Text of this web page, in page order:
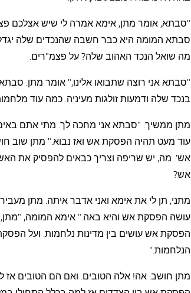
"סבתא, אומר מתן, אימא אמרה לי שיש אצלכם
סבתא המומה היא כבר חשבה שהנכדים שלה
מה שואל הנכד האהוב שלה? על פצמ"רים.
"סבתא אני רוצה שתבואו אלינו," אומר מתן.
בנכד שלה ודמעות זולגות מעיניה. כמה עוד
מתן ממשיך: "סבתא אני מחכה לך. מתי אתם
עוד מעט תהיה הפסקת אש ואז נבוא." מתן שוב
אש'. מה, יש שריפה וצריך כבאים להפסיק את
אש?
מתני, תן לי את אימא ואני אדבר איתה. מתן
עושה הפסקת אש והיא באה." אימא המומה,
הפסקת אש עושים בין מדינות נלחמות. ועל
הנלחמות."
מתן חושב: אה! אלה הטובים. ואם הם הטובים אז